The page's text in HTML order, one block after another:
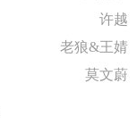
许越
老狼&王婧
莫文蔚